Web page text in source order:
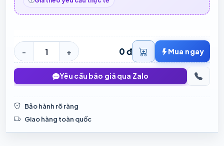
- + 0 đ Mua ngay
Yêu cầu báo giá qua Zalo
Bảo hành rõ ràng
Giao hàng toàn quốc